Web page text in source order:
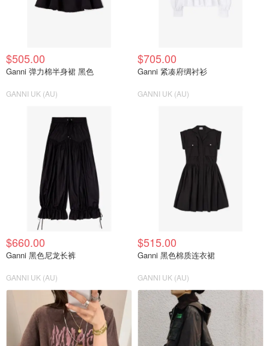
$505.00
Ganni 弹力棉半身裙 黑色
GANNI UK (AU)
$705.00
Ganni 紧凑府绸衬衫
GANNI UK (AU)
$660.00
Ganni 黑色尼龙长裤
GANNI UK (AU)
$515.00
Ganni 黑色棉质连衣裙
GANNI UK (AU)